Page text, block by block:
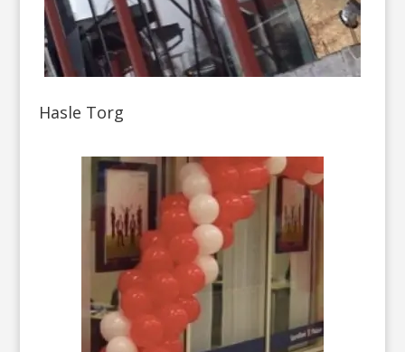
Hasle Torg